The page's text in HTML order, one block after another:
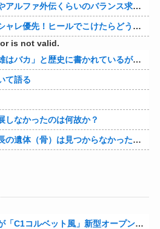
む！！ → インパクトも最終的にはコアブースターで雑魚は一撃で倒せてたけどね
優先！ヒールでこけたらどうすんのｗ
is not valid.
かれているが今まで家が残っているんでバカではないよな？
て語る
しなかったのは何故か？
遺体（骨）は見つからなかったのか
最新ティーザー画像を公開、マツダ・ロードスターの信頼性にレトロな外観がドッキング